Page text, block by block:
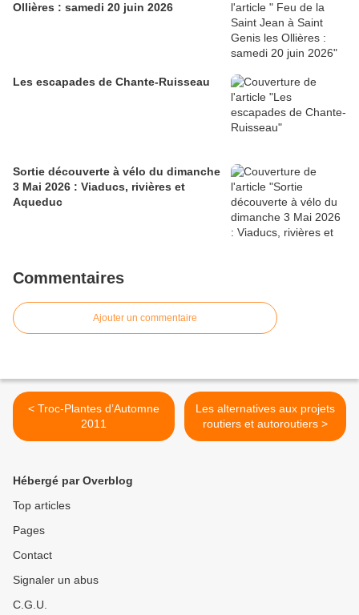
Ollières : samedi 20 juin 2026
Les escapades de Chante-Ruisseau
Sortie découverte à vélo du dimanche
3 Mai 2026 : Viaducs, rivières et
Aqueduc
Commentaires
Ajouter un commentaire
< Troc-Plantes d’Automne
2011
Les alternatives aux projets
routiers et autoroutiers >
Hébergé par Overblog
Top articles
Pages
Contact
Signaler un abus
C.G.U.